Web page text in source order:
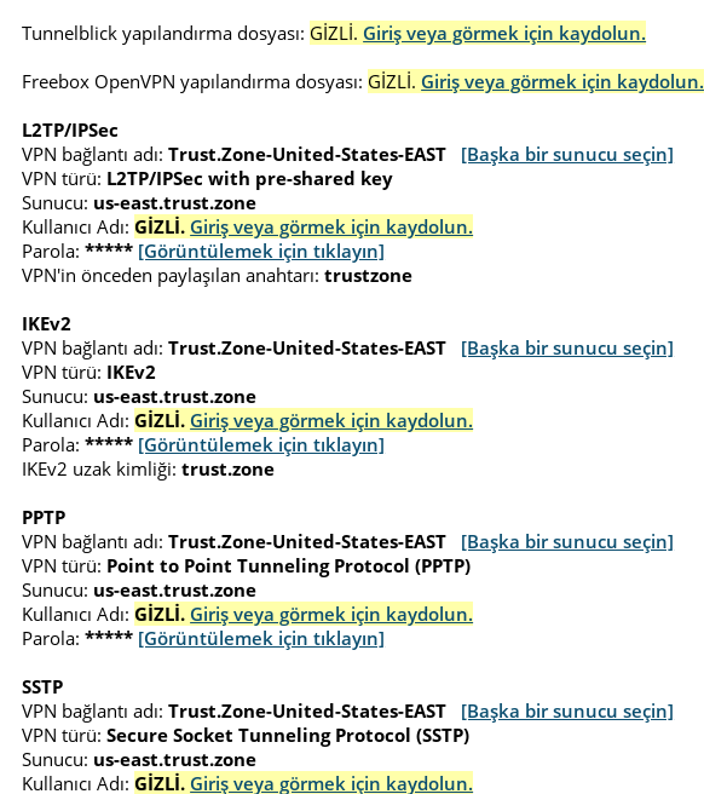
Tunnelblick yapılandırma dosyası: GİZLİ. Giriş veya görmek için kaydolun.
Freebox OpenVPN yapılandırma dosyası: GİZLİ. Giriş veya görmek için kaydolun.
L2TP/IPSec
VPN bağlantı adı: Trust.Zone-United-States-EAST
[Başka bir sunucu seçin]
VPN türü: L2TP/IPSec with pre-shared key
Sunucu: us-east.trust.zone
Kullanıcı Adı: GİZLİ. Giriş veya görmek için kaydolun.
Parola: ***** [Görüntülemek için tıklayın]
VPN'in önceden paylaşılan anahtarı: trustzone
IKEv2
VPN bağlantı adı: Trust.Zone-United-States-EAST
[Başka bir sunucu seçin]
VPN türü: IKEv2
Sunucu: us-east.trust.zone
Kullanıcı Adı: GİZLİ. Giriş veya görmek için kaydolun.
Parola: ***** [Görüntülemek için tıklayın]
IKEv2 uzak kimliği: trust.zone
PPTP
VPN bağlantı adı: Trust.Zone-United-States-EAST
[Başka bir sunucu seçin]
VPN türü: Point to Point Tunneling Protocol (PPTP)
Sunucu: us-east.trust.zone
Kullanıcı Adı: GİZLİ. Giriş veya görmek için kaydolun.
Parola: ***** [Görüntülemek için tıklayın]
SSTP
VPN bağlantı adı: Trust.Zone-United-States-EAST
[Başka bir sunucu seçin]
VPN türü: Secure Socket Tunneling Protocol (SSTP)
Sunucu: us-east.trust.zone
Kullanıcı Adı: GİZLİ. Giriş veya görmek için kaydolun.